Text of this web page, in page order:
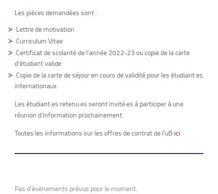
Les pièces demandées sont :
Lettre de motivation
Curriculum Vitae
Certificat de scolarité de l’année 2022-23 ou copie de la carte
d’étudiant valide
Copie de la carte de séjour en cours de validité pour les étudiant·es
internationaux
Les étudiant·es retenu·es seront invité·es à participer à une
réunion d’information prochainement.
Toutes les informations sur les offres de contrat de l’uB ici.
Pas d'évènements prévus pour le moment.